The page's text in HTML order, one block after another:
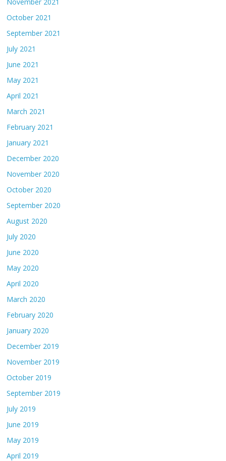
October 2021
September 2021
July 2021
June 2021
May 2021
April 2021
March 2021
February 2021
January 2021
December 2020
November 2020
October 2020
September 2020
August 2020
July 2020
June 2020
May 2020
April 2020
March 2020
February 2020
January 2020
December 2019
November 2019
October 2019
September 2019
July 2019
June 2019
May 2019
April 2019